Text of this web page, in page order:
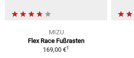
MIZU
Flex Race Fußrasten
169,00 €1